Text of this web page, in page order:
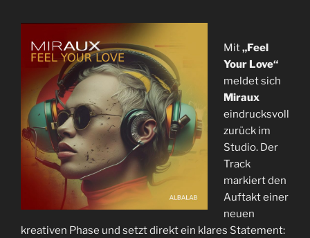
Mit„Feel
Your Love“
meldet sich
Miraux
eindrucksvoll
zurück im
Studio. Der
Track
markiert den
Auftakt einer
neuen
kreativen Phase und setzt direkt ein klares Statement: